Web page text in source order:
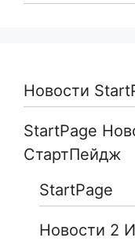
Новости
StartPage
СтартПейдж
StartPage
Новости 2